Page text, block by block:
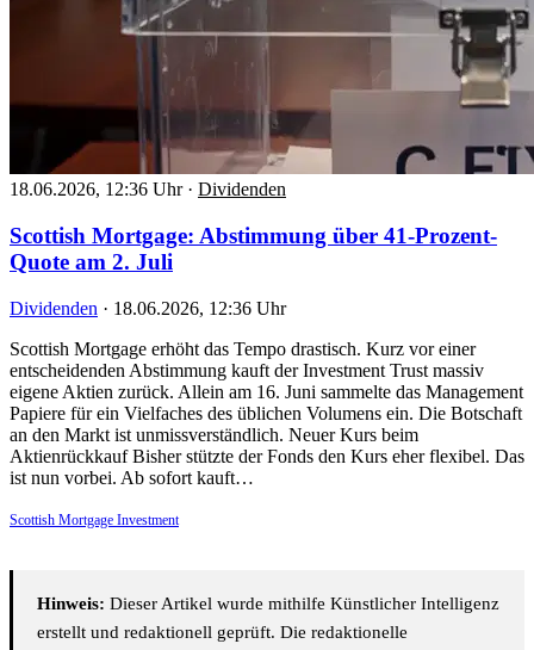
18.06.2026, 12:36 Uhr · Dividenden
Scottish Mortgage: Abstimmung über 41-Prozent-
Quote am 2. Juli
Dividenden · 18.06.2026, 12:36 Uhr
Scottish Mortgage erhöht das Tempo drastisch. Kurz vor einer
entscheidenden Abstimmung kauft der Investment Trust massiv
eigene Aktien zurück. Allein am 16. Juni sammelte das Management
Papiere für ein Vielfaches des üblichen Volumens ein. Die Botschaft
an den Markt ist unmissverständlich. Neuer Kurs beim
Aktienrückkauf Bisher stützte der Fonds den Kurs eher flexibel. Das
ist nun vorbei. Ab sofort kauft…
Scottish Mortgage Investment
Hinweis: Dieser Artikel wurde mithilfe Künstlicher Intelligenz
erstellt und redaktionell geprüft. Die redaktionelle